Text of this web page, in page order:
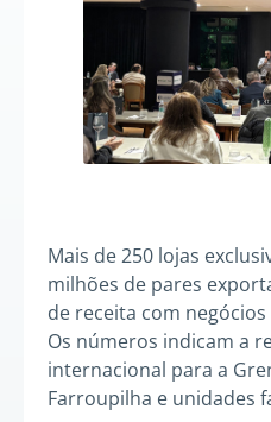
Mais de 250 lojas
milhões de pares
de receita com
Os números indicam a
internacional para a
Farroupilha e unidades